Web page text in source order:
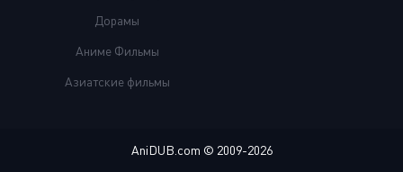
Дорамы
Аниме Фильмы
Азиатские фильмы
AniDUB.com © 2009-2026